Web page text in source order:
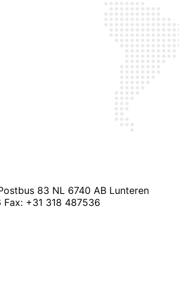
83 NL 6740 AB Lunteren
+31 318 487536